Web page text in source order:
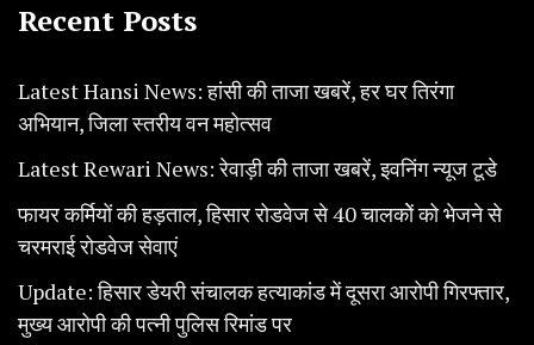
Recent Posts
Latest Hansi News: हांसी की ताजा खबरें, हर घर तिरंगा
अभियान, जिला स्तरीय वन महोत्सव
Latest Rewari News: रेवाड़ी की ताजा खबरें, इवनिंग न्यूज टूडे
फायर कर्मियों की हड़ताल, हिसार रोडवेज से 40 चालकोें को भेजने से
चरमराई रोडवेज सेवाएं
Update: हिसार डेयरी संचालक हत्याकांड में दूसरा आरोपी गिरफ्तार,
मुख्य आरोपी की पत्नी पुलिस रिमांड पर